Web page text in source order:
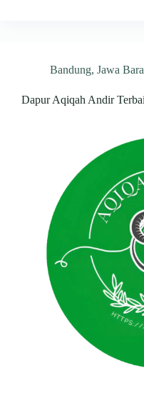
Bandung, Jawa
Dapur Aqiqah Andir